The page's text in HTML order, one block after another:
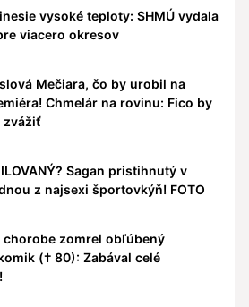
vysoké teploty: SHMÚ vydala
viacero okresov
Mečiara, čo by urobil na
Chmelár na rovinu: Fico by
zvážiť
Sagan pristihnutý v
z najsexi športovkýň! FOTO
chorobe zomrel obľúbený
(† 80): Zabával celé